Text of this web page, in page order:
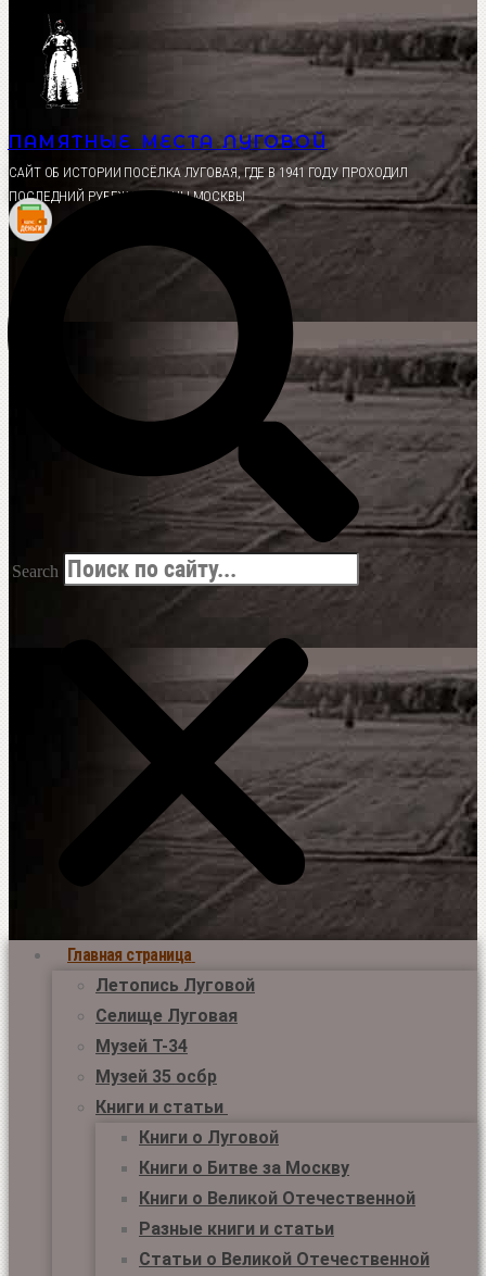
Перейти
содержимому
ПАМЯТНЫЕ МЕСТА ЛУГОВОЙ
CАЙТ ОБ ИСТОРИИ ПОСЁЛКА ЛУГОВАЯ, ГДЕ В 1941 ГОДУ ПРОХОДИЛ
ПОСЛЕДНИЙ РУБЕЖ ОБОРОНЫ МОСКВЫ
Search
Главная страница
Летопись Луговой
Селище Луговая
Музей Т-34
Музей 35 осбр
Книги и статьи
Книги о Луговой
Книги о Битве за Москву
Книги о Великой Отечественной
Разные книги и статьи
Статьи о Великой Отечественной